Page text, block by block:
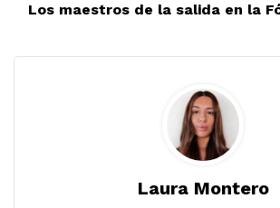
Los maestros de la salida en la
Laura Montero